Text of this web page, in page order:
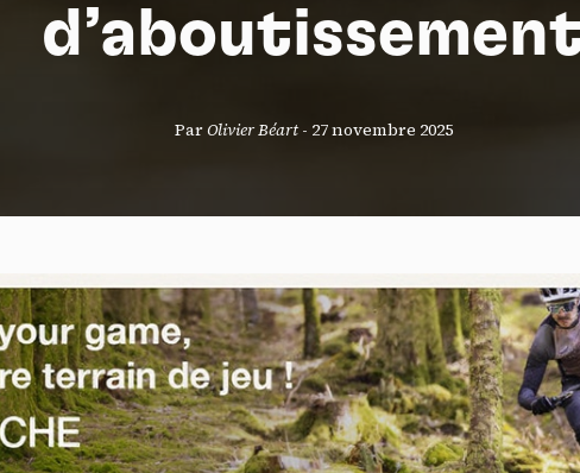
ParOlivier Béart- 27 novembre 2025
Politique de confidentialité
Tout accepter Tout refuser